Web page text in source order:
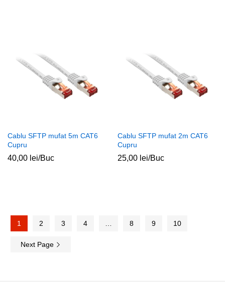
Cablu SFTP mufat 5m CAT6
Cupru
40,00 lei/Buc
Cablu SFTP mufat 2m CAT6
Cupru
25,00 lei/Buc
1 2 3 4 8 9 10
Next Page